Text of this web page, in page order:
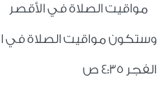
مواقيت الصلاة في الأقصر
وستكون مواقيت الصلاة في
الفجر 4:35 ص